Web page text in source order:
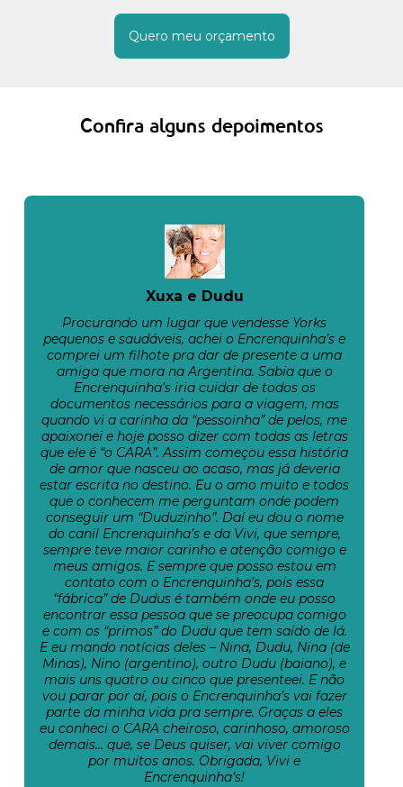
Quero meu orçamento
Confira alguns depoimentos
Xuxa e Dudu
Procurando um lugar que vendesse Yorks
pequenos e saudáveis, achei o Encrenquinha’s e
comprei um filhote pra dar de presente a uma
amiga que mora na Argentina. Sabia que o
Encrenquinha’s iria cuidar de todos os
documentos necessários para a viagem, mas
quando vi a carinha da “pessoinha” de pelos, me
apaixonei e hoje posso dizer com todas as letras
que ele é “o CARA”. Assim começou essa história
de amor que nasceu ao acaso, mas já deveria
estar escrita no destino. Eu o amo muito e todos
que o conhecem me perguntam onde podem
conseguir um “Duduzinho”. Daí eu dou o nome
do canil Encrenquinha’s e da Vivi, que sempre,
sempre teve maior carinho e atenção comigo e
meus amigos. E sempre que posso estou em
contato com o Encrenquinha’s, pois essa
“fábrica” de Dudus é também onde eu posso
encontrar essa pessoa que se preocupa comigo
e com os “primos” do Dudu que tem saído de lá.
E eu mando notícias deles – Nina, Dudu, Nina (de
Minas), Nino (argentino), outro Dudu (baiano), e
mais uns quatro ou cinco que presenteei. E não
vou parar por aí, pois o Encrenquinha’s vai fazer
parte da minha vida pra sempre. Graças a eles
eu conheci o CARA cheiroso, carinhoso, amoroso
demais… que, se Deus quiser, vai viver comigo
por muitos anos. Obrigada, Vivi e
Encrenquinha’s!